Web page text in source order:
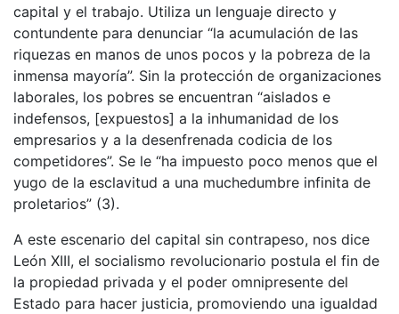
capital y el trabajo. Utiliza un lenguaje directo y
contundente para denunciar “la acumulación de las
riquezas en manos de unos pocos y la pobreza de la
inmensa mayoría”. Sin la protección de organizaciones
laborales, los pobres se encuentran “aislados e
indefensos, [expuestos] a la inhumanidad de los
empresarios y a la desenfrenada codicia de los
competidores”. Se le “ha impuesto poco menos que el
yugo de la esclavitud a una muchedumbre infinita de
proletarios” (3).
A este escenario del capital sin contrapeso, nos dice
León XIII, el socialismo revolucionario postula el fin de
la propiedad privada y el poder omnipresente del
Estado para hacer justicia, promoviendo una igualdad